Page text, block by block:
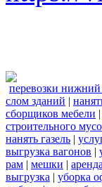
перевозки нижний
слом зданий |
сборщиков мебели |
строительного
нанять газель |
выгрузка вагонов |
рам | мешки |
выгрузка | уборка